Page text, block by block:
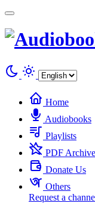
Home
Audiobooks
Playlists
PDF Archive
Donate Us
Others
Request a